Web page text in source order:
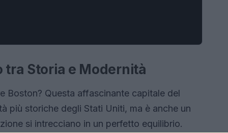
tra Storia e Modernità
Boston? Questa affascinante capitale del
più storiche degli Stati Uniti, ma è anche un
si intrecciano in un perfetto equilibrio.